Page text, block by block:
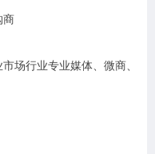
商
场行业专业媒体、微商、